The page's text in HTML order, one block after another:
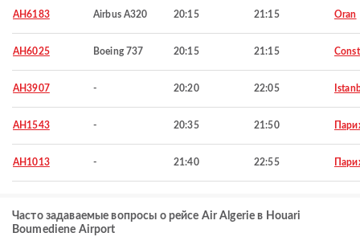
AH6183 Airbus A320 20:15 21:15 Oran
AH6025 Boeing 737 20:15 21:15
AH3907 - 20:20 22:05
AH1543 - 20:35 21:50
AH1013 - 21:40 22:55
Часто задаваемые вопросы о рейсе Air Algerie в Houari
Boumediene Airport